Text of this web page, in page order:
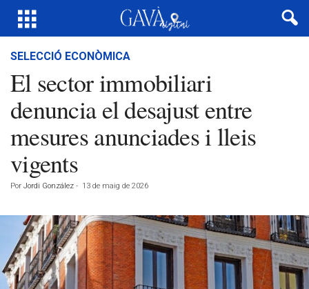
SELECCIÓ ECONÒMICA
El sector immobiliari
denuncia el desajust entre
mesures anunciades i lleis
vigents
Por Jordi González - 13 de maig de 2026